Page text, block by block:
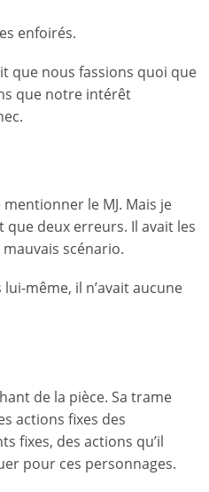
enfoirés.
que nous fassions quoi que
que notre intérêt
le MJ. Mais je
que deux erreurs. Il avait les
scénario.
même, il n’avait aucune
de la pièce. Sa trame
actions fixes des
fixes, des actions qu’il
pour ces personnages.